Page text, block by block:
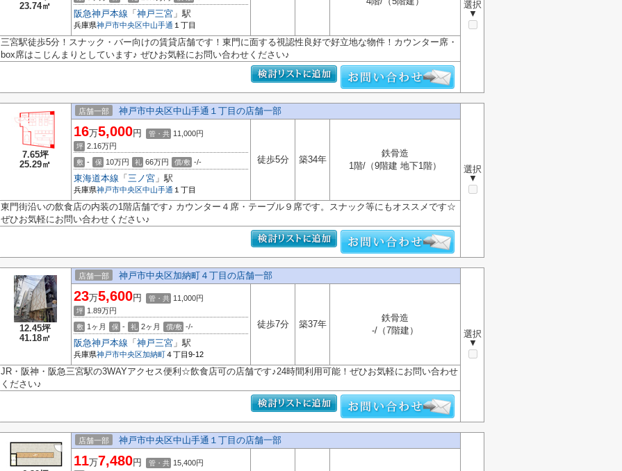
23.74㎡
選択
▼
阪急神戸本線 「 神戸三宮 」駅
兵庫県神戸市中央区中山手通 １丁目
三宮駅徒歩5分！スナック・バー向けの賃貸店舗です！東門に面する視認性良好で好立地な物件！カウンター席・
box席はこじんまりとしています♪ ぜひお気軽にお問い合わせください♪
7.65坪
25.29㎡
店舗一部 神戸市中央区中山手通１丁目の店舗一部
選択
▼
16万5,000円 管・共 11,000円
坪 2.16万円
敷 - 保 10万円 礼 66万円 償/敷 -/-
東海道本線 「 三ノ宮 」駅
兵庫県神戸市中央区中山手通 １丁目
徒歩5分 築34年
鉄骨造
1階/（9階建 地下1階）
東門街沿いの飲食店の内装の1階店舗です♪ カウンター４席・テーブル９席です。スナック等にもオススメです☆
ぜひお気軽にお問い合わせください♪
12.45坪
41.18㎡
店舗一部 神戸市中央区加納町４丁目の店舗一部
選択
▼
23万5,600円 管・共 11,000円
坪 1.89万円
敷 1ヶ月 保 - 礼 2ヶ月 償/敷 -/-
阪急神戸本線 「 神戸三宮 」駅
兵庫県神戸市中央区加納町 ４丁目9-12
徒歩7分 築37年
鉄骨造
-/（7階建）
JR・阪神・阪急三宮駅の3WAYアクセス便利☆飲食店可の店舗です♪24時間利用可能！ぜひお気軽にお問い合わせ
ください♪
店舗一部 神戸市中央区中山手通１丁目の店舗一部
11万7,480円 管・共 15,400円